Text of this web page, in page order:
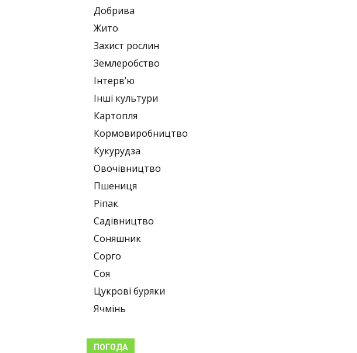
Добрива
Жито
Захист рослин
Землеробство
Інтерв’ю
Інші культури
Картопля
Кормовиробництво
Кукурудза
Овочівництво
Пшениця
Ріпак
Садівництво
Соняшник
Сорго
Соя
Цукрові буряки
Ячмінь
ПОГОДА